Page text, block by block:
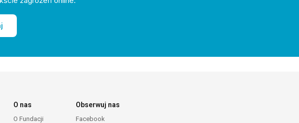
O nas
O Fundacji
Obserwuj nas
Facebook